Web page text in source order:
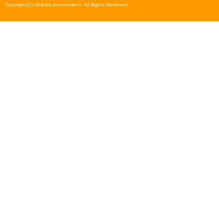
Copyright(C) Shibata bonesetter's. All Rights Reserved.